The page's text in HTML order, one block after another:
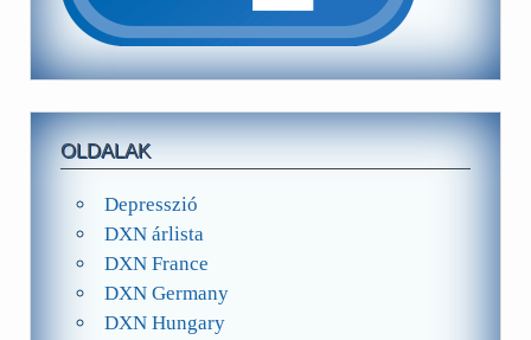
OLDALAK
Depresszió
DXN árlista
DXN France
DXN Germany
DXN Hungary